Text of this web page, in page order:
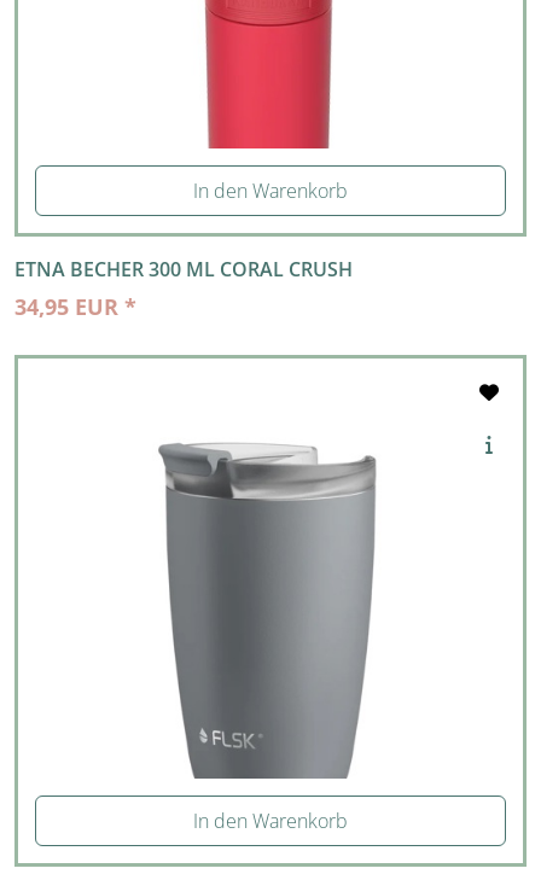
In den Warenkorb
ETNA BECHER 300 ML CORAL CRUSH
34,95 EUR *
In den Warenkorb